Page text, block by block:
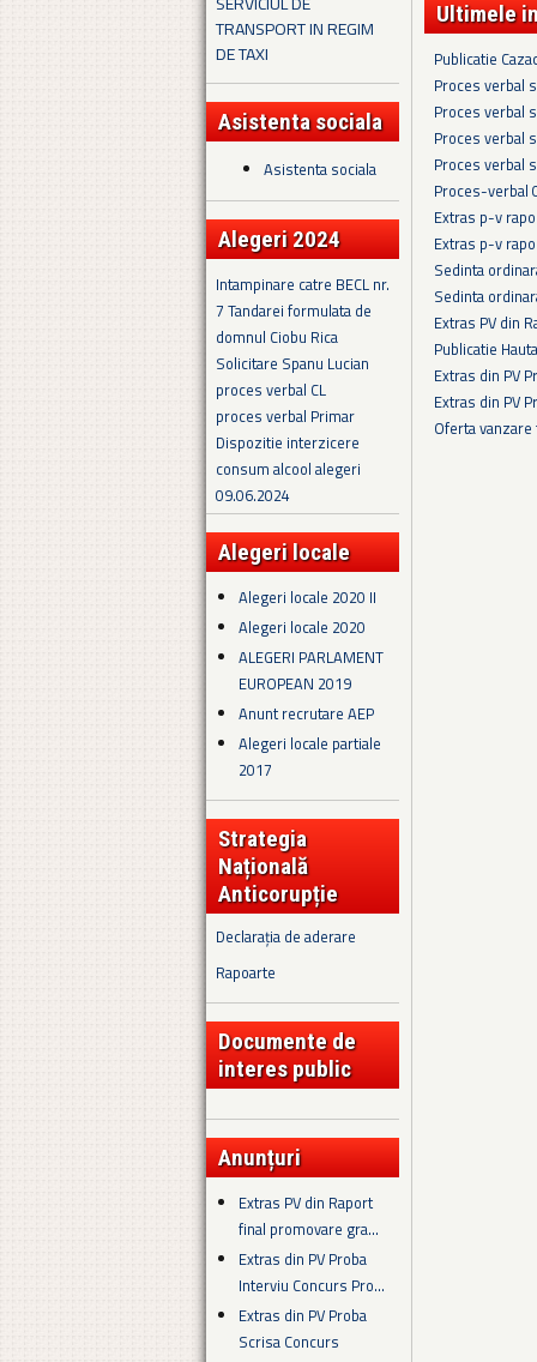
TRANSPORT IN REGIM
DE TAXI
Asistenta sociala
Asistenta sociala
Alegeri 2024
Intampinare catre BECL nr.
7 Tandarei formulata de
domnul Ciobu Rica
Solicitare Spanu Lucian
proces verbal CL
proces verbal Primar
Dispozitie interzicere
consum alcool alegeri
09.06.2024
Alegeri locale
Alegeri locale 2020 II
Alegeri locale 2020
ALEGERI PARLAMENT
EUROPEAN 2019
Anunt recrutare AEP
Alegeri locale partiale
2017
Strategia
Națională
Anticorupție
Declarația de aderare
Rapoarte
Documente de
interes public
Anunțuri
Extras PV din Raport
final promovare gra...
Extras din PV Proba
Interviu Concurs Pro...
Extras din PV Proba
Scrisa Concurs
Ultimele
Publicatie
Proces verbal
Proces verbal
Proces verbal
Proces verbal
Proces-verbal
Extras p-v
Extras p-v
Sedinta
Sedinta
Extras PV din
Publicatie
Extras din PV
Extras din PV
Oferta